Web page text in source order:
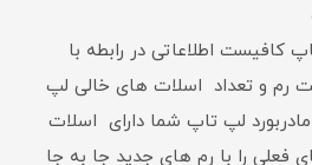
کافیست اطلاعاتی در رابطه با
رم و تعداد اسلات های خالی لپ
لپ تاپ شما دارای اسلات
فعلی را با رم های جدید جا به جا